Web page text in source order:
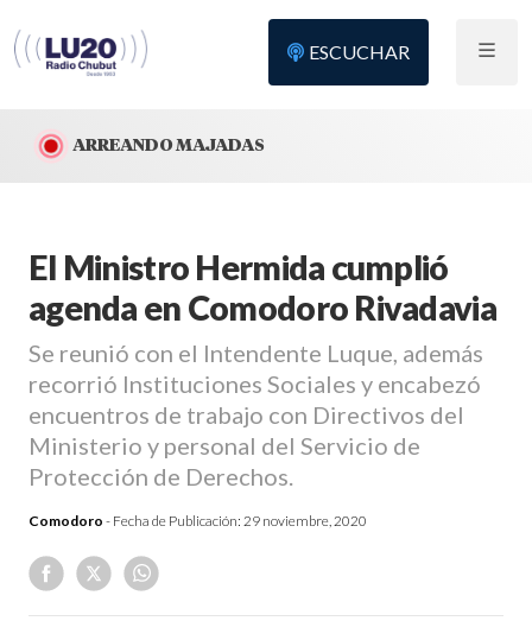
ESCUCHAR
ARREANDO MAJADAS
El Ministro Hermida cumplió
agenda en Comodoro Rivadavia
Se reunió con el Intendente Luque, además
recorrió Instituciones Sociales y encabezó
encuentros de trabajo con Directivos del
Ministerio y personal del Servicio de
Protección de Derechos.
Comodoro - Fecha de Publicación: 29 noviembre, 2020